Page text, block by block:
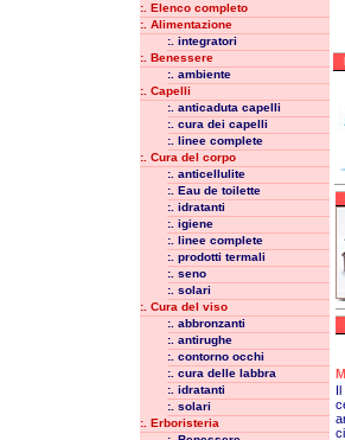
:. Elenco completo
:. Alimentazione
:. integratori
:. Benessere
:. ambiente
:. Capelli
:. anticaduta capelli
:. cura dei capelli
:. linee complete
:. Cura del corpo
:. anticellulite
:. Eau de toilette
:. idratanti
:. igiene
:. linee complete
:. prodotti termali
:. seno
:. solari
:. Cura del viso
:. abbronzanti
:. antirughe
:. contorno occhi
:. cura delle labbra
:. idratanti
:. solari
:. Erboristeria
Il